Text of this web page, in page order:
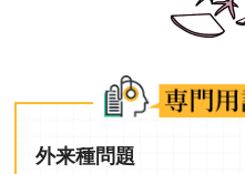
外来種問題